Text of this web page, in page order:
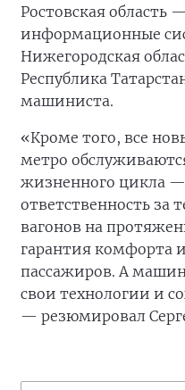
Ростовская область
информационные
Нижегородская
Республика
машиниста.
«Кроме того, все
метро
жизненного цикла —
ответственность за
вагонов на
гарантия комфорта
пассажиров. А
свои технологии и
— резюмировал